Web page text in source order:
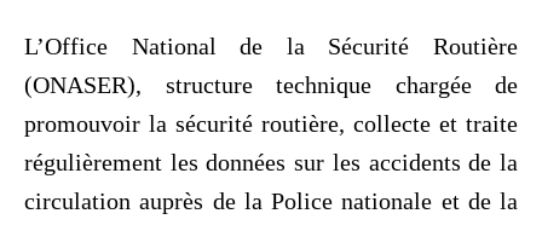
L’Office National de la Sécurité Routière
(ONASER), structure technique chargée de
promouvoir la sécurité routière, collecte et traite
régulièrement les données sur les accidents de la
circulation auprès de la Police nationale et de la